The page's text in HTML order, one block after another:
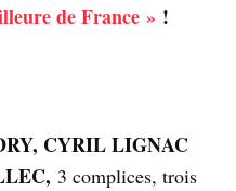
de France » !
CYRIL LIGNAC
3 complices, trois